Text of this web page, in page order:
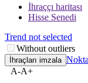
İhraççı haritası
Hisse Senedi
Trend not selected
Without outliers